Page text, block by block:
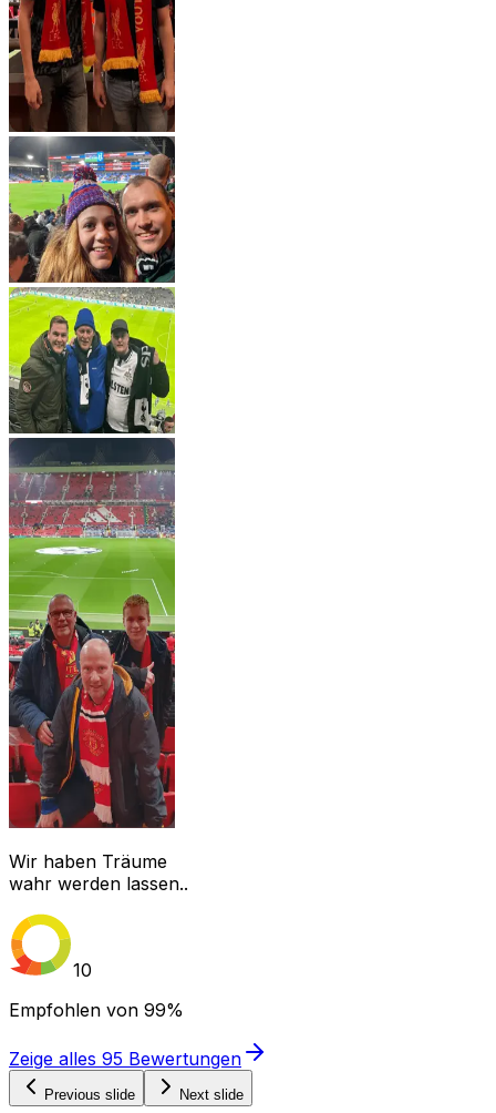
Wir haben Träume
wahr werden lassen..
10
Empfohlen von 99%
Zeige alles 95 Bewertungen
Previous slide Next slide